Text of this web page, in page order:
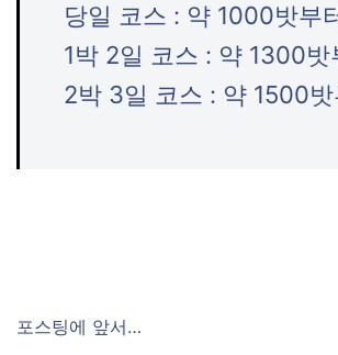
당일 코스 : 약 1000밧부
1박 2일 코스 : 약 1300밧
2박 3일 코스 : 약 1500
포스팅에 앞서…